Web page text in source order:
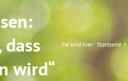
wird“
Sie sind hier: Startseite